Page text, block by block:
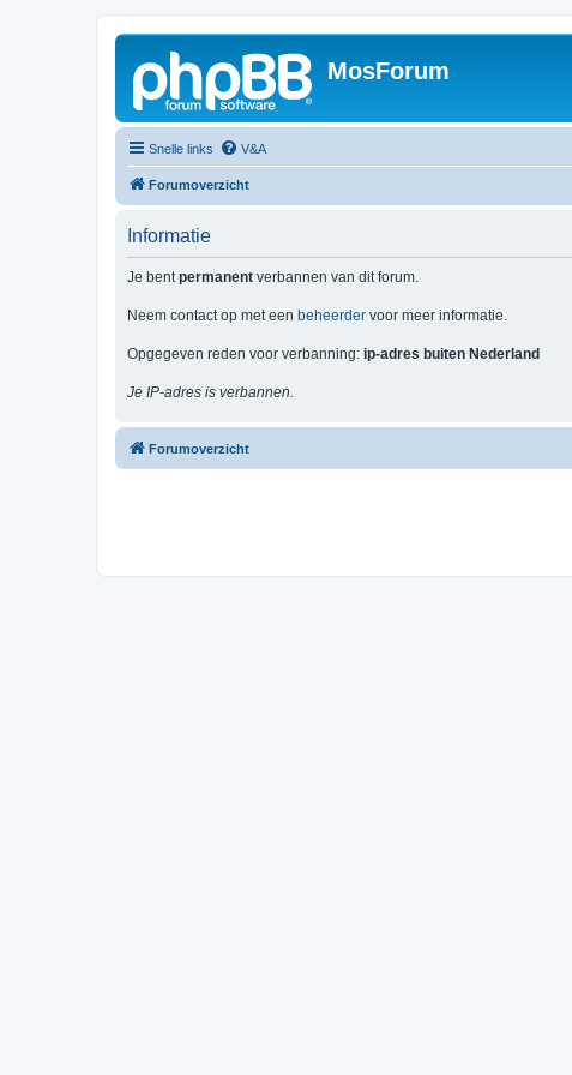
MosForum
Snelle links V&A
Forumoverzicht
Informatie
Je bentpermanent verbannen van dit forum.
Neem contact op met een beheerder voor meer informatie.
Opgegeven reden voor verbanning: ip-adres buiten Nederland
Je IP-adres is verbannen.
Forumoverzicht